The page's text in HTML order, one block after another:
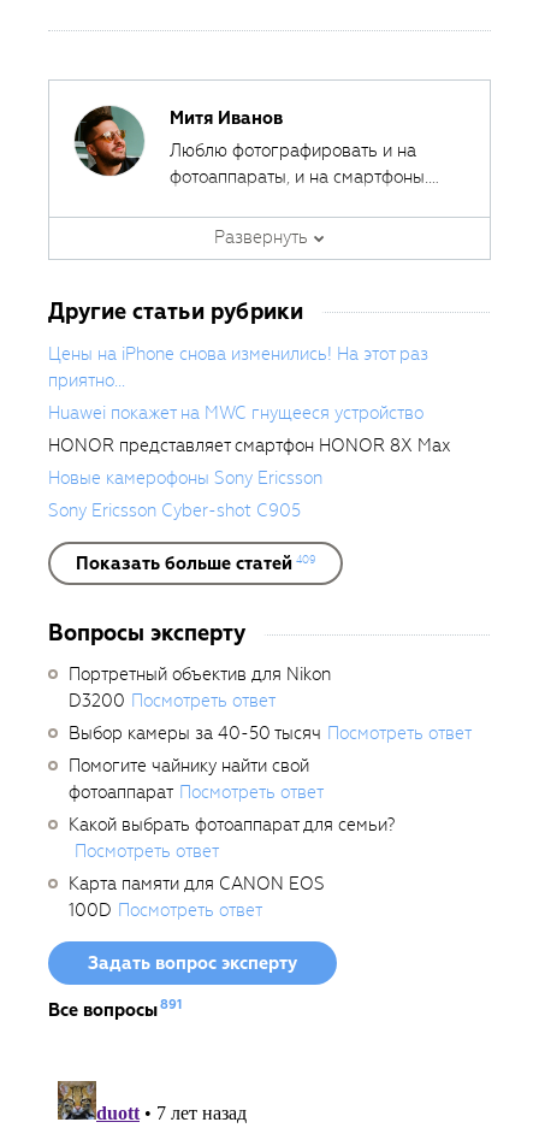
Митя Иванов
Люблю фотографировать и на
фотоаппараты, и на смартфоны.
которая всегда с собой.
Автор курсов и эксперт
Fotoshkola.net
Развернуть
Другие статьи рубрики
Цены на iPhone снова изменились! На этот раз
приятно...
Huawei покажет на MWC гнущееся устройство
HONOR представляет смартфон HONOR 8X Max
Новые камерофоны Sony Ericsson
Sony Ericsson Cyber-shot C905
Показать больше статей 409
Вопросы эксперту
Портретный объектив для Nikon
D3200 Посмотреть ответ
Выбор камеры за 40-50 тысяч Посмотреть ответ
Помогите чайнику найти свой
фотоаппарат Посмотреть ответ
Какой выбрать фотоаппарат для семьи?
Посмотреть ответ
Карта памяти для CANON EOS
100D Посмотреть ответ
Задать вопрос эксперту
Все вопросы891